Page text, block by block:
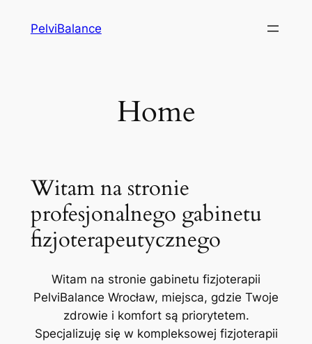
PelviBalance
Home
Witam na stronie
profesjonalnego gabinetu
fizjoterapeutycznego
Witam na stronie gabinetu fizjoterapii
PelviBalance Wrocław, miejsca, gdzie Twoje
zdrowie i komfort są priorytetem.
Specjalizuję się w kompleksowej fizjoterapii